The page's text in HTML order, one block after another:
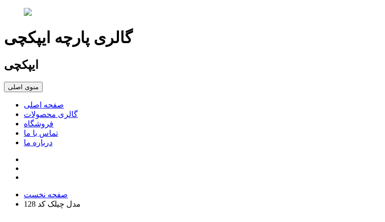
گالری پارچه ایپکچی
ایپکچی
منوی اصلی
صفحه اصلی
گالری محصولات
فروشگاه
تماس با ما
درباره ما
صفحه نخست
مدل چیلک کد 128